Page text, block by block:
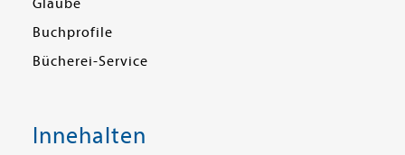
Glaube
Buchprofile
Bücherei-Service
Innehalten